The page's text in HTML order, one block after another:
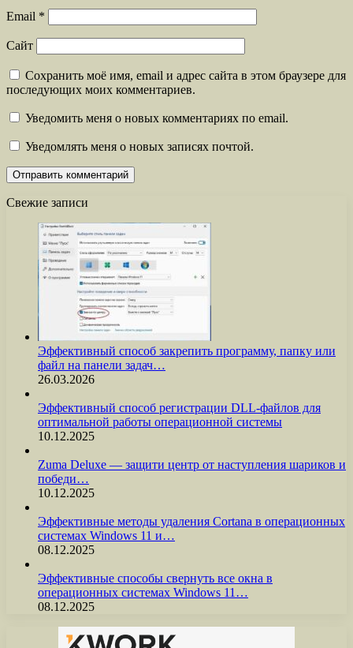
Email *
Сайт
Сохранить моё имя, email и адрес сайта в этом браузере для
последующих моих комментариев.
Уведомить меня о новых комментариях по email.
Уведомлять меня о новых записях почтой.
Свежие записи
Эффективный способ закрепить программу, папку или
файл на панели задач…
26.03.2026
Эффективный способ регистрации DLL-файлов для
оптимальной работы операционной системы
10.12.2025
Zuma Deluxe — защити центр от наступления шариков и
победи…
10.12.2025
Эффективные методы удаления Cortana в операционных
системах Windows 11 и…
08.12.2025
Эффективные способы свернуть все окна в
операционных системах Windows 11…
08.12.2025